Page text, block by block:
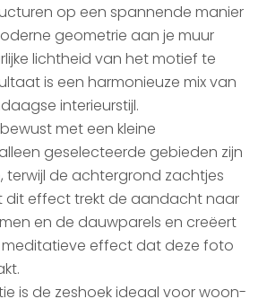
op een spannende manier
geometrie aan je muur
lichtheid van het motief te
is een harmonieuze mix van
interieurstijl.
met een kleine
geselecteerde gebieden zijn
terwijl de achtergrond zachtjes
dit effect trekt de aandacht naar
en de dauwparels en creëert
meditatieve effect dat deze foto
is de zeshoek ideaal voor woon-